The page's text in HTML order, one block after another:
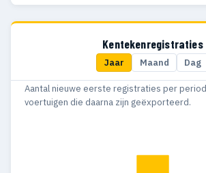
Kentekenregistraties
Jaar Maand Dag
Aantal nieuwe eerste registraties per
voertuigen die daarna zijn geëxporteerd.